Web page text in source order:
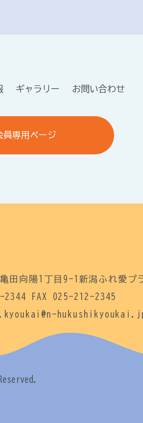
ギャラリー お問い合わせ
員専用ページ
田向陽1丁目9-1新潟ふれ愛プ
2344 FAX 025-212-2345